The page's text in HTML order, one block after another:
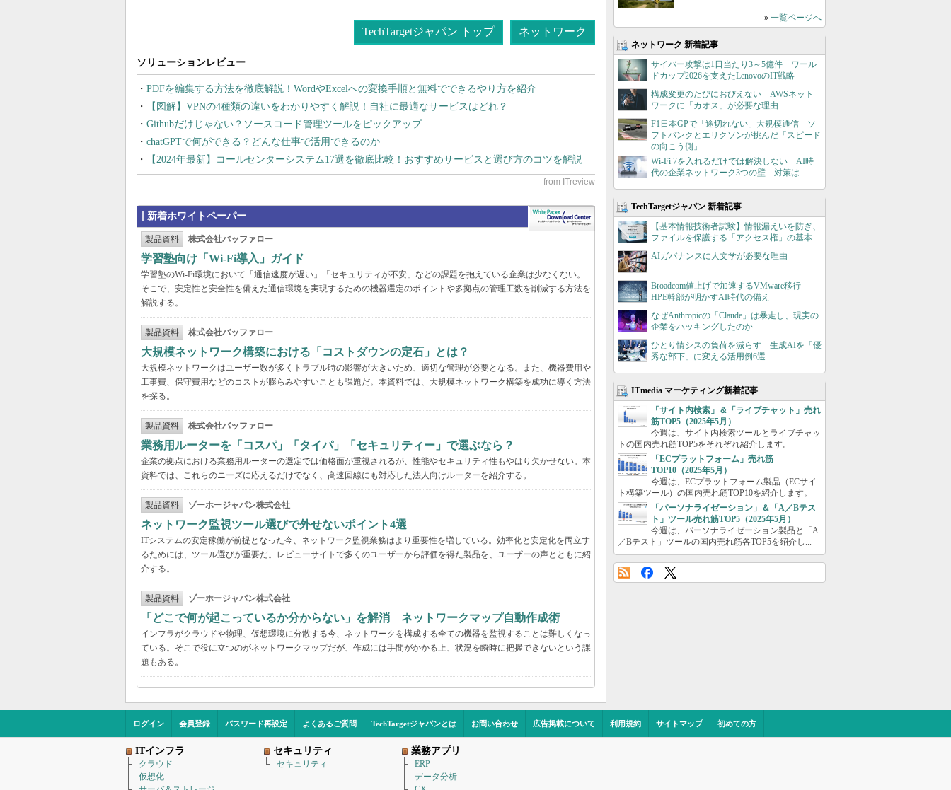
TechTargetジャパン トップ ネットワーク
PDFを編集する方法を徹底解説！WordやExcelへの変換手順と無料でできるやり方を紹介
【図解】VPNの4種類の違いをわかりやすく解説！自社に最適なサービスはどれ？
Githubだけじゃない？ソースコード管理ツールをピックアップ
chatGPTで何ができる？どんな仕事で活用できるのか
【2024年最新】コールセンターシステム17選を徹底比較！おすすめサービスと選び方のコツを解説
新着ホワイトペーパー
製品資料 株式会社バッファロー
学習塾向け「Wi-Fi導入」ガイド
学習塾のWi-Fi環境において「通信速度が遅い」「セキュリティが不安」などの課題を抱えている企業は少なくない。
そこで、安定性と安全性を備えた通信環境を実現するための機器選定のポイントや多拠点の管理工数を削減する方法を
解説する。
製品資料 株式会社バッファロー
大規模ネットワーク構築における「コストダウンの定石」とは？
大規模ネットワークはユーザー数が多くトラブル時の影響が大きいため、適切な管理が必要となる。また、機器費用や
工事費、保守費用などのコストが膨らみやすいことも課題だ。本資料では、大規模ネットワーク構築を成功に導く方法
を探る。
製品資料 株式会社バッファロー
業務用ルーターを「コスパ」「タイパ」「セキュリティー」で選ぶなら？
企業の拠点における業務用ルーターの選定では価格面が重視されるが、性能やセキュリティ性もやはり欠かせない。本
資料では、これらのニーズに応えるだけでなく、高速回線にも対応した法人向けルーターを紹介する。
製品資料 ゾーホージャパン株式会社
ネットワーク監視ツール選びで外せないポイント4選
ITシステムの安定稼働が前提となった今、ネットワーク監視業務はより重要性を増している。効率化と安定化を両立す
るためには、ツール選びが重要だ。レビューサイトで多くのユーザーから評価を得た製品を、ユーザーの声とともに紹
介する。
製品資料 ゾーホージャパン株式会社
「どこで何が起こっているか分からない」を解消 ネットワークマップ自動作成術
インフラがクラウドや物理、仮想環境に分散する今、ネットワークを構成する全ての機器を監視することは難しくなっ
ている。そこで役に立つのがネットワークマップだが、作成には手間がかかる上、状況を瞬時に把握できないという課
題もある。
» 一覧ページへ
ネットワーク 新着記事
サイバー攻撃は1日当たり3～5億件 ワール
ドカップ2026を支えたLenovoのIT戦略
構成変更のたびにおびえない AWSネット
ワークに「カオス」が必要な理由
F1日本GPで「途切れない」大規模通信 ソ
フトバンクとエリクソンが挑んだ「スピード
の向こう側」
Wi-Fi 7を入れるだけでは解決しない AI時
代の企業ネットワーク3つの壁 対策は
TechTargetジャパン 新着記事
【基本情報技術者試験】情報漏えいを防ぎ、
ファイルを保護する「アクセス権」の基本
AIガバナンスに人文学が必要な理由
Broadcom値上げで加速するVMware移行
HPE幹部が明かすAI時代の備え
なぜAnthropicの「Claude」は暴走し、現実の
企業をハッキングしたのか
ひとり情シスの負荷を減らす 生成AIを「優
秀な部下」に変える活用例6選
ITmedia マーケティング新着記事
「サイト内検索」＆「ライブチャット」売れ
筋TOP5（2025年5月）
今週は、サイト内検索ツールとライブチャッ
トの国内売れ筋TOP5をそれぞれ紹介します。
「ECプラットフォーム」売れ筋
TOP10（2025年5月）
今週は、ECプラットフォーム製品（ECサイ
ト構築ツール）の国内売れ筋TOP10を紹介します。
「パーソナライゼーション」＆「A／Bテス
ト」ツール売れ筋TOP5（2025年5月）
今週は、パーソナライゼーション製品と「A
／Bテスト」ツールの国内売れ筋各TOP5を紹介し...
ログイン 会員登録 パスワード再設定 よくあるご質問 TechTargetジャパンとは お問い合わせ 広告掲載について 利用規約 サイトマップ 初めての方
ITインフラ
クラウド
仮想化
セキュリティ
セキュリティ
業務アプリ
ERP
データ分析